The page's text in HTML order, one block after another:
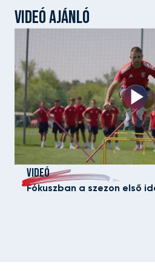
VIDEÓ AJÁNLÓ
VIDEÓ
Fókuszban a szezon első